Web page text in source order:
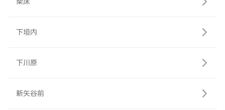
下垣内
下川原
新矢谷前